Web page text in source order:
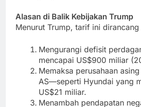
Alasan di Balik Kebijakan Trump
Menurut Trump, tarif ini dirancang
Mengurangi defisit
mencapai US$900 miliar
Memaksa perusahaan
AS—seperti Hyundai yang
US$21 miliar.
Menambah pendapatan